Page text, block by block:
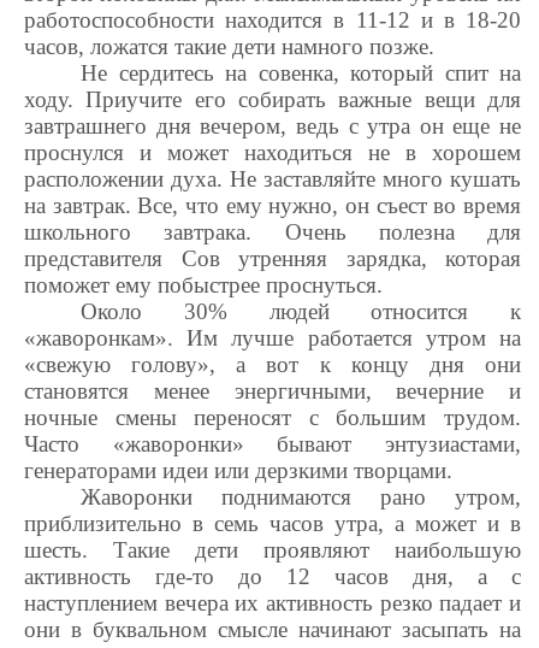
работоспособности находится в 11-12 и в 18-20
часов, ложатся такие дети намного позже.
Не сердитесь на совенка, который спит на
ходу. Приучите его собирать важные вещи для
завтрашнего дня вечером, ведь с утра он еще не
проснулся и может находиться не в хорошем
расположении духа. Не заставляйте много кушать
на завтрак. Все, что ему нужно, он съест во время
школьного завтрака. Очень полезна для
представителя Сов утренняя зарядка, которая
поможет ему побыстрее проснуться.
Около 30% людей относится к
«жаворонкам». Им лучше работается утром на
«свежую голову», а вот к концу дня они
становятся менее энергичными, вечерние и
ночные смены переносят с большим трудом.
Часто «жаворонки» бывают энтузиастами,
генераторами идеи или дерзкими творцами.
Жаворонки поднимаются рано утром,
приблизительно в семь часов утра, а может и в
шесть. Такие дети проявляют наибольшую
активность где-то до 12 часов дня, а с
наступлением вечера их активность резко падает и
они в буквальном смысле начинают засыпать на